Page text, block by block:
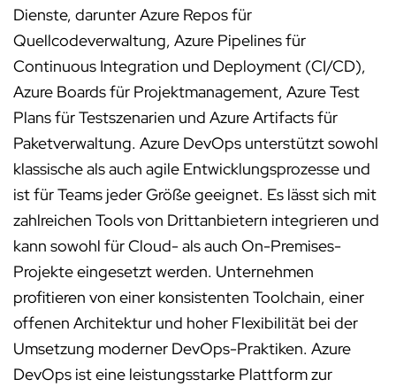
Dienste, darunter Azure Repos für
Quellcodeverwaltung, Azure Pipelines für
Continuous Integration und Deployment (CI/CD),
Azure Boards für Projektmanagement, Azure Test
Plans für Testszenarien und Azure Artifacts für
Paketverwaltung. Azure DevOps unterstützt sowohl
klassische als auch agile Entwicklungsprozesse und
ist für Teams jeder Größe geeignet. Es lässt sich mit
zahlreichen Tools von Drittanbietern integrieren und
kann sowohl für Cloud- als auch On-Premises-
Projekte eingesetzt werden. Unternehmen
profitieren von einer konsistenten Toolchain, einer
offenen Architektur und hoher Flexibilität bei der
Umsetzung moderner DevOps-Praktiken. Azure
DevOps ist eine leistungsstarke Plattform zur